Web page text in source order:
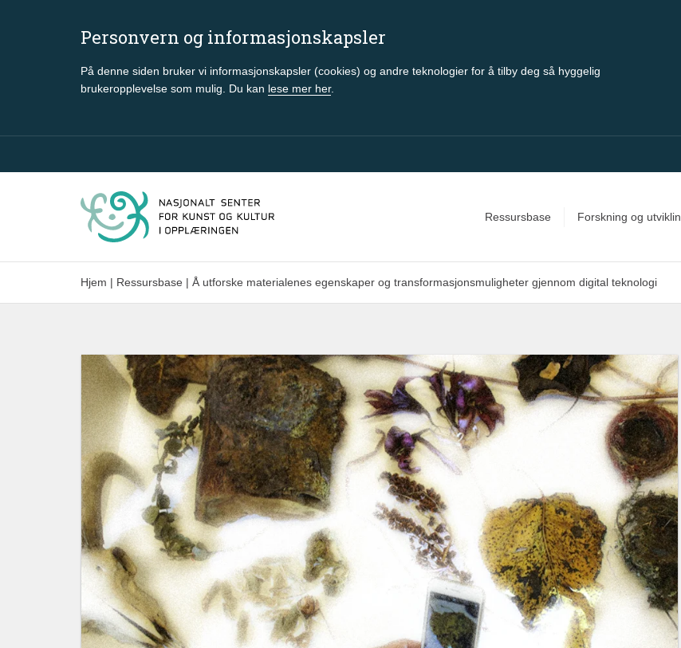
Personvern og informasjonskapsler
På denne siden bruker vi informasjonskapsler (cookies) og andre teknologier for å tilby deg så hyggelig
brukeropplevelse som mulig. Du kan lese mer her.
Gå til hovedinnhold
Ressursbase Forskning og
Hjem | Ressursbase | Å utforske materialenes egenskaper og transformasjonsmuligheter gjennom digital teknologi